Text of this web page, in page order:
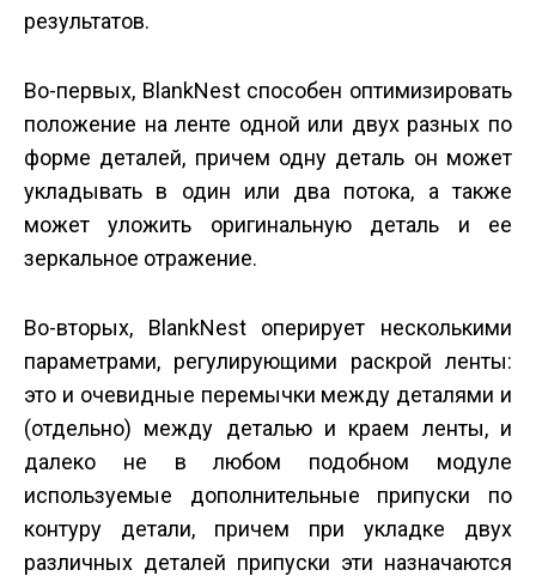
результатов.
Во-первых, BlankNest способен оптимизировать
положение на ленте одной или двух разных по
форме деталей, причем одну деталь он может
укладывать в один или два потока, а также
может уложить оригинальную деталь и ее
зеркальное отражение.
Во-вторых, BlankNest оперирует несколькими
параметрами, регулирующими раскрой ленты:
это и очевидные перемычки между деталями и
(отдельно) между деталью и краем ленты, и
далеко не в любом подобном модуле
используемые дополнительные припуски по
контуру детали, причем при укладке двух
различных деталей припуски эти назначаются